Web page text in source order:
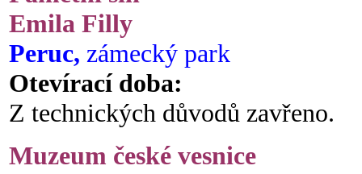
Emila Filly
Peruc, zámecký park
Otevírací doba:
Z technických důvodů zavřeno.
Muzeum české vesnice